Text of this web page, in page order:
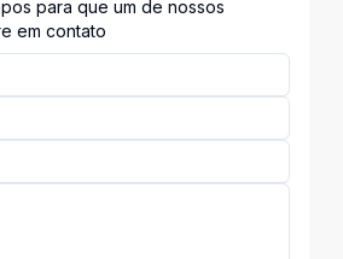
para que um de nossos
em contato